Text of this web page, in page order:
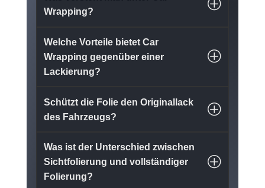
Wrapping?
Welche Vorteile bietet Car
Wrapping gegenüber einer
Lackierung?
Schützt die Folie den Originallack
des Fahrzeugs?
Was ist der Unterschied zwischen
Sichtfolierung und vollständiger
Folierung?